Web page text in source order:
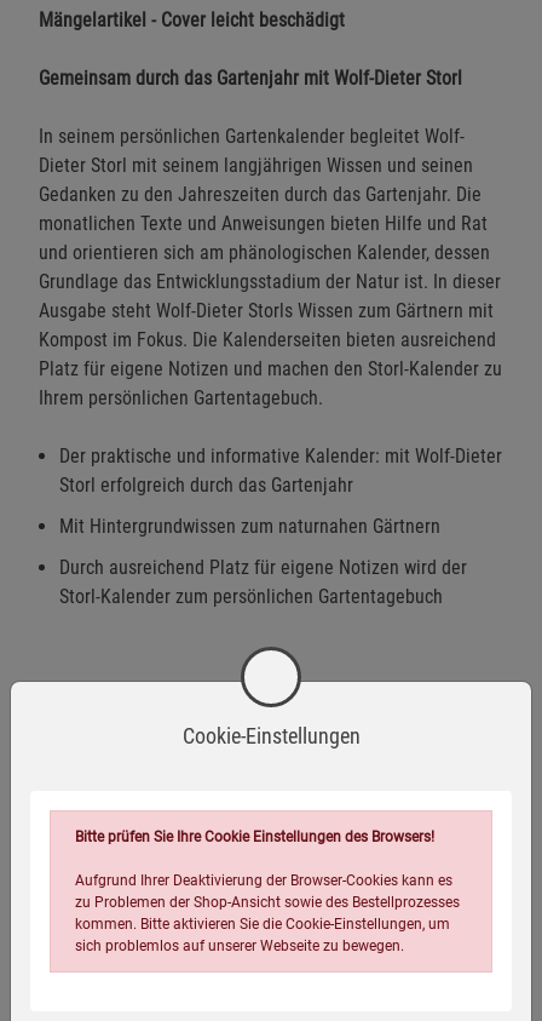
Mängelartikel - Cover leicht beschädigt
Gemeinsam durch das Gartenjahr mit Wolf-Dieter Storl
In seinem persönlichen Gartenkalender begleitet Wolf-
Dieter Storl mit seinem langjährigen Wissen und seinen
Gedanken zu den Jahreszeiten durch das Gartenjahr. Die
monatlichen Texte und Anweisungen bieten Hilfe und Rat
und orientieren sich am phänologischen Kalender, dessen
Grundlage das Entwicklungsstadium der Natur ist. In dieser
Ausgabe steht Wolf-Dieter Storls Wissen zum Gärtnern mit
Kompost im Fokus. Die Kalenderseiten bieten ausreichend
Platz für eigene Notizen und machen den Storl-Kalender zu
Ihrem persönlichen Gartentagebuch.
Der praktische und informative Kalender: mit Wolf-Dieter
Storl erfolgreich durch das Gartenjahr
Mit Hintergrundwissen zum naturnahen Gärtnern
Durch ausreichend Platz für eigene Notizen wird der
Storl-Kalender zum persönlichen Gartentagebuch
»Jeder kommende Frühling, der die Sprösslinge der
Pflanzen aus dem Schoße der Erde treibt, gibt mir
Eigenschaften
Verlag / Herausgeber:
Gräfe und Unzer
Cookie-Einstellungen
Bitte prüfen Sie Ihre Cookie Einstellungen des Browsers!
Aufgrund Ihrer Deaktivierung der Browser-Cookies kann es
zu Problemen der Shop-Ansicht sowie des Bestellprozesses
kommen. Bitte aktivieren Sie die Cookie-Einstellungen, um
sich problemlos auf unserer Webseite zu bewegen.